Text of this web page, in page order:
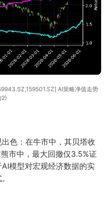
AI策略净值走势
2)
色：在牛市中，其贝塔收
市中，最大回撤仅3.5%证
模型对宏观经济数据的实